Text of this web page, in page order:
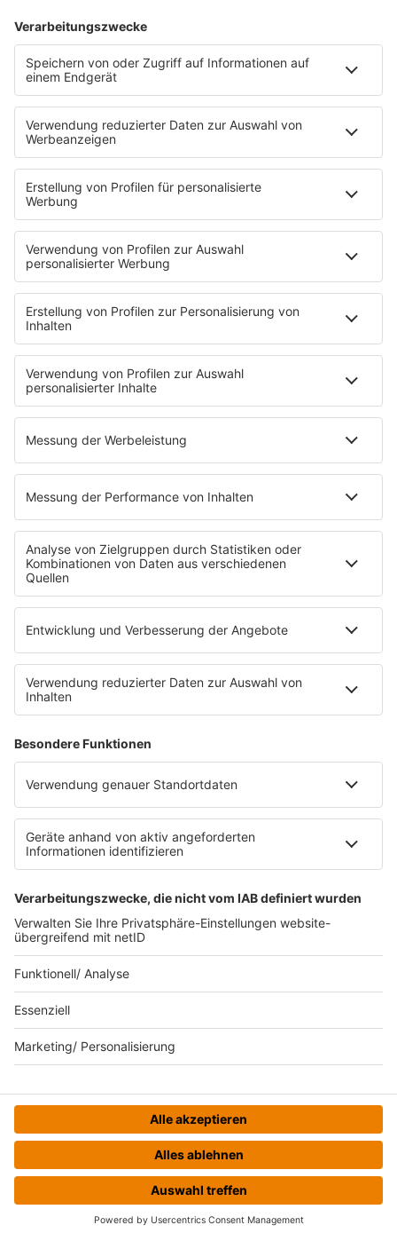
HOME STREAMS MENÜ
Es läuft:
HOME
INFOS
Kontakt
Jobs & Praktika
Pressekontakt
Presse & Downloads
Wetter
EMPFANG
Übersicht
bigFM App
radio.de
radioplayer.de
Partner
WERBUNG
Leistungen und Produkte
Mediadaten und Preisliste
Ansprechpartner
RECHTLICHES
Impressum
Datenschutz
Datenschutzeinstellungen
Datenverarbeitung bei Gewinnspielen
Teilnahmebedingungen
Bildnachweise
KI-Leitlinie
© bigFM - Eine Marke der Audiotainment Südwest GmbH &
Co. KG